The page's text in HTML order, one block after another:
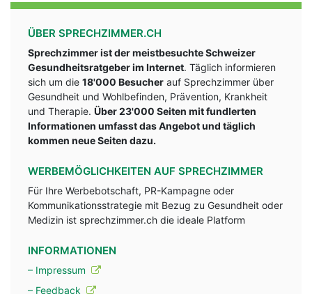
ÜBER SPRECHZIMMER.CH
Sprechzimmer ist der meistbesuchte Schweizer
Gesundheitsratgeber im Internet. Täglich informieren
sich um die 18'000 Besucher auf Sprechzimmer über
Gesundheit und Wohlbefinden, Prävention, Krankheit
und Therapie. Über 23'000 Seiten mit fundlerten
Informationen umfasst das Angebot und täglich
kommen neue Seiten dazu.
WERBEMÖGLICHKEITEN AUF SPRECHZIMMER
Für Ihre Werbebotschaft, PR-Kampagne oder
Kommunikationsstrategie mit Bezug zu Gesundheit oder
Medizin ist sprechzimmer.ch die ideale Platform
INFORMATIONEN
– Impressum
– Feedback